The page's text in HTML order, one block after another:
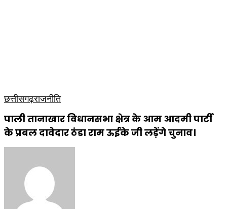
छत्तीसगढ़राजनीति
पाली तानाखार विधानसभा क्षेत्र के आम आदमी पार्टी
के प्रबल दावेदार ठंडा राम ऊईके जी लड़ेंगे चुनाव।